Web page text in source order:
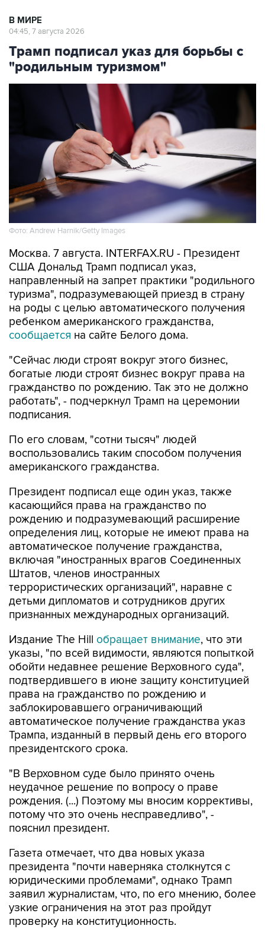
В МИРЕ
04:45, 7 августа 2026
Трамп подписал указ для борьбы с
"родильным туризмом"
Фото: Andrew Harnik/Getty Images
Москва. 7 августа. INTERFAX.RU - Президент
США Дональд Трамп подписал указ,
направленный на запрет практики "родильного
туризма", подразумевающей приезд в страну
на роды с целью автоматического получения
ребенком американского гражданства,
сообщается на сайте Белого дома.
"Сейчас люди строят вокруг этого бизнес,
богатые люди строят бизнес вокруг права на
гражданство по рождению. Так это не должно
работать", - подчеркнул Трамп на церемонии
подписания.
По его словам, "сотни тысяч" людей
воспользовались таким способом получения
американского гражданства.
Президент подписал еще один указ, также
касающийся права на гражданство по
рождению и подразумевающий расширение
определения лиц, которые не имеют права на
автоматическое получение гражданства,
включая "иностранных врагов Соединенных
Штатов, членов иностранных
террористических организаций", наравне с
детьми дипломатов и сотрудников других
признанных международных организаций.
Издание The Hill обращает внимание, что эти
указы, "по всей видимости, являются попыткой
обойти недавнее решение Верховного суда",
подтвердившего в июне защиту конституцией
права на гражданство по рождению и
заблокировавшего ограничивающий
автоматическое получение гражданства указ
Трампа, изданный в первый день его второго
президентского срока.
"В Верховном суде было принято очень
неудачное решение по вопросу о праве
рождения. (...) Поэтому мы вносим коррективы,
потому что это очень несправедливо", -
пояснил президент.
Газета отмечает, что два новых указа
президента "почти наверняка столкнутся с
юридическими проблемами", однако Трамп
заявил журналистам, что, по его мнению, более
узкие ограничения на этот раз пройдут
проверку на конституционность.